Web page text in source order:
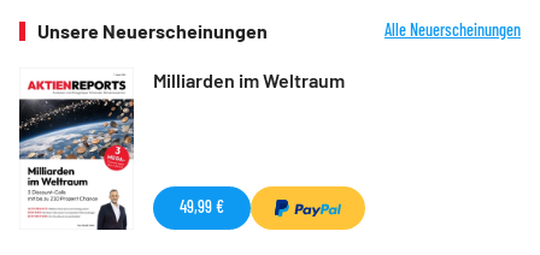
Unsere Neuerscheinungen Alle Neuerscheinungen
Milliarden im Weltraum
49,99 €